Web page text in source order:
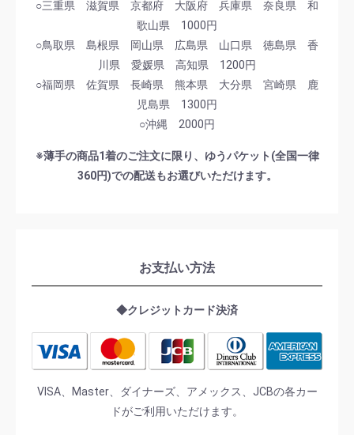
○三重県 滋賀県 京都府 大阪府 兵庫県 奈良県 和
歌山県 1000円
○鳥取県 島根県 岡山県 広島県 山口県 徳島県 香
川県 愛媛県 高知県 1200円
○福岡県 佐賀県 長崎県 熊本県 大分県 宮崎県 鹿
児島県 1300円
○沖縄 2000円
※薄手の商品1着のご注文に限り、ゆうパケット(全国一律
360円)での配送もお選びいただけます。
お支払い方法
◆クレジットカード決済
VISA、Master、ダイナーズ、アメックス、JCBの各カー
ドがご利用いただけます。